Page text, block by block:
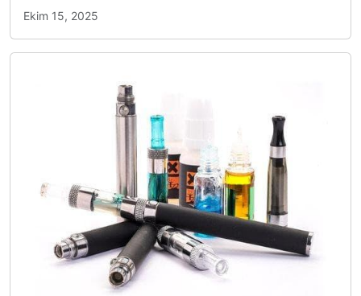
Ekim 15, 2025